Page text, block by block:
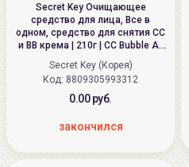
Secret Key Очищающее
средство для лица, Все в
одном, средство для снятия СС
и ВВ крема | 210г | CC Bubble All
In One Cleanser
Secret Key (Корея)
Код: 8809305993312
0.00 руб.
закончился